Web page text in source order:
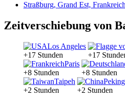
Straßburg, Grand Est, Frankreich
Zeitverschiebung von
Los Angeles
+17 Stunden
+17
Paris
+8 Stunden
+8 Stunden
Taipeh
+2 Stunden
Peking
+2 Stunden